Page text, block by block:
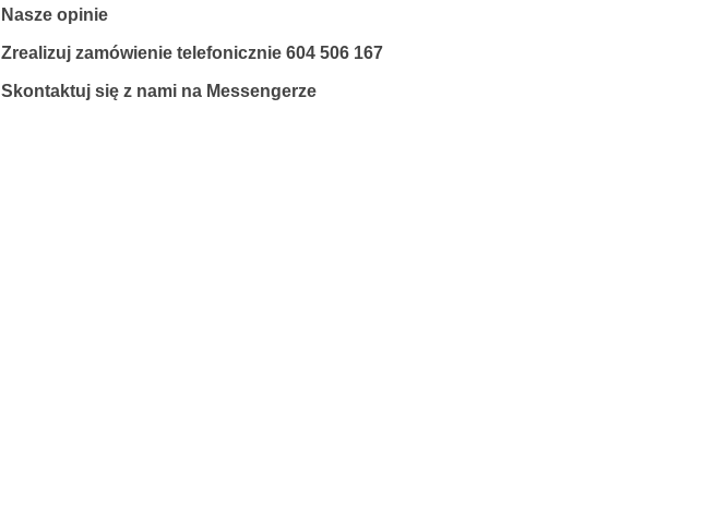
Nasze opinie
Zrealizuj zamówienie telefonicznie 604 506 167
Skontaktuj się z nami na Messengerze